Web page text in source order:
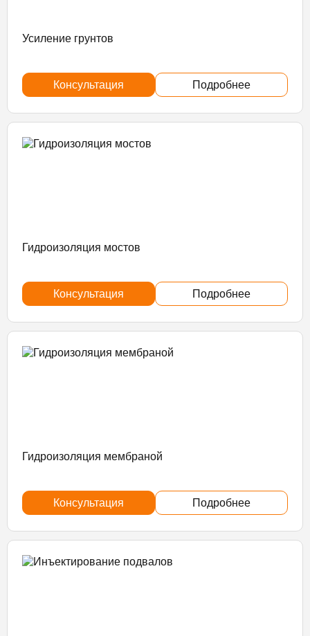
Усиление грунтов
Консультация Подробнее
Гидроизоляция мостов
Консультация Подробнее
Гидроизоляция мембраной
Консультация Подробнее